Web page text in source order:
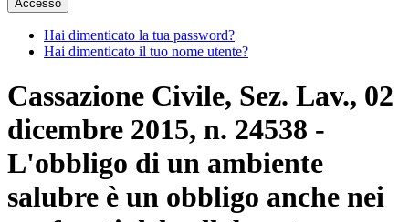
Accesso
Hai dimenticato la tua password?
Hai dimenticato il tuo nome utente?
Cassazione Civile, Sez. Lav., 02
dicembre 2015, n. 24538 -
L'obbligo di un ambiente
salubre è un obbligo anche nei